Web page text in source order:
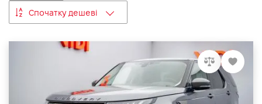
Спочатку дешеві